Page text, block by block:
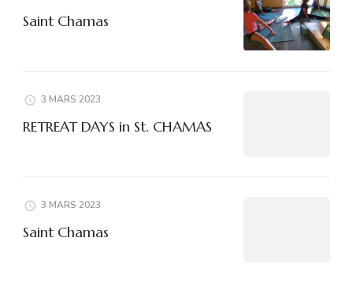
Saint Chamas
3 MARS 2023
RETREAT DAYS in St. CHAMAS
3 MARS 2023
Saint Chamas